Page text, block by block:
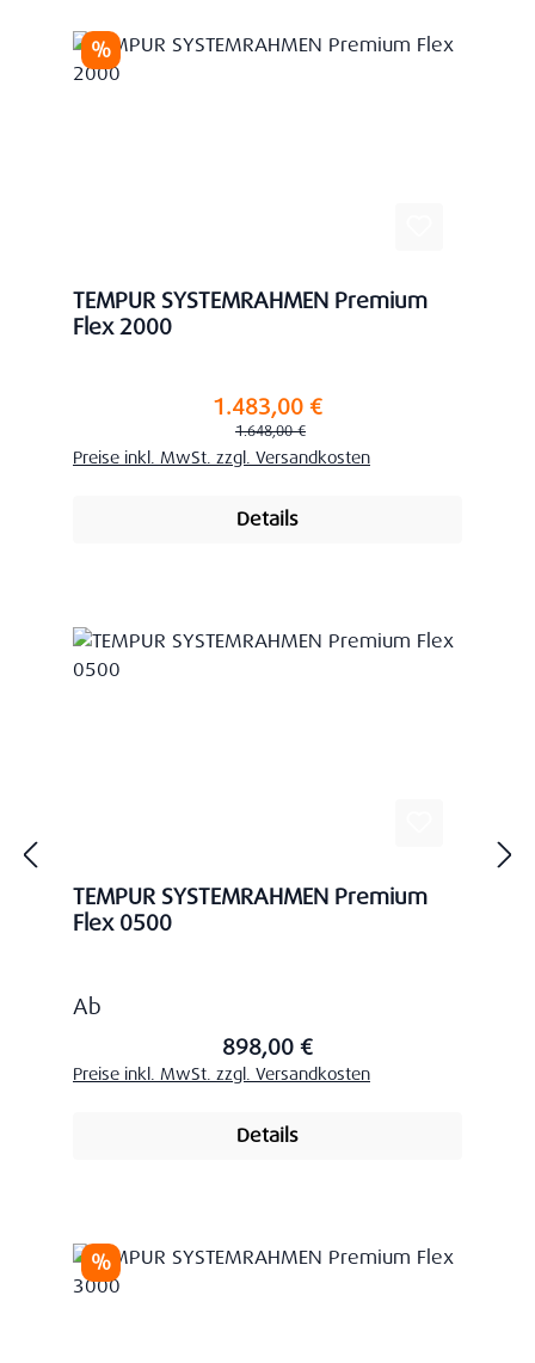
Rabatt
%
TEMPUR SYSTEMRAHMEN Premium
Flex 2000
Verkaufspreis:1.483,00 €
Regulärer Preis:
1.648,00 €
Preise inkl. MwSt. zzgl. Versandkosten
Details
TEMPUR SYSTEMRAHMEN Premium
Flex 0500
Regulärer Preis:
Ab
898,00 €
Preise inkl. MwSt. zzgl. Versandkosten
Details
Rabatt
%